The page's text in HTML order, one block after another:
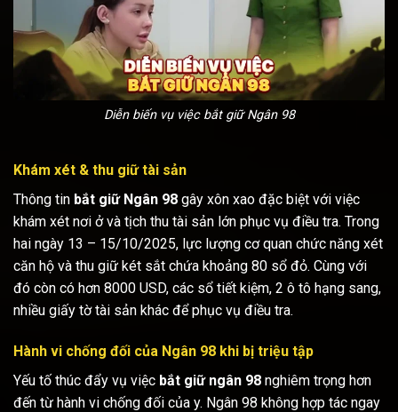
Diễn biến vụ việc bắt giữ Ngân 98
Khám xét & thu giữ tài sản
Thông tin bắt giữ Ngân 98 gây xôn xao đặc biệt với việc
khám xét nơi ở và tịch thu tài sản lớn phục vụ điều tra. Trong
hai ngày 13 – 15/10/2025, lực lượng cơ quan chức năng xét
căn hộ và thu giữ két sắt chứa khoảng 80 sổ đỏ. Cùng với
đó còn có hơn 8000 USD, các sổ tiết kiệm, 2 ô tô hạng sang,
nhiều giấy tờ tài sản khác để phục vụ điều tra.
Hành vi chống đối của Ngân 98 khi bị triệu tập
Yếu tố thúc đẩy vụ việc bắt giữ ngân 98 nghiêm trọng hơn
đến từ hành vi chống đối của y. Ngân 98 không hợp tác ngay